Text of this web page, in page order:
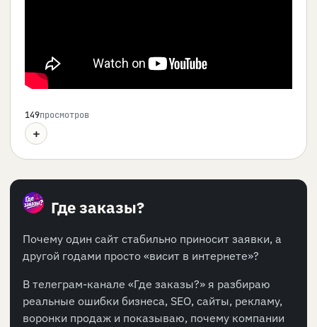
149просмотров
+
Где заказы?
Почему один сайт стабильно приносит заявки, а
другой годами просто «висит в интернете»?
В телеграм-канале «Где заказы?» я разбираю
реальные ошибки бизнеса, SEO, сайты, рекламу,
воронки продаж и показываю, почему компании